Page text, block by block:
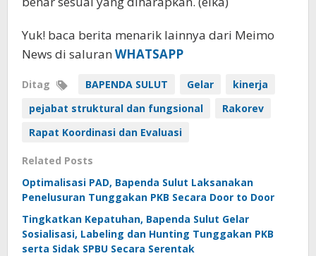
Yuk! baca berita menarik lainnya dari Meimo
News di saluran WHATSAPP
Ditag BAPENDA SULUT Gelar
kinerja
pejabat struktural dan fungsional
Rakorev
Rapat Koordinasi dan Evaluasi
Related Posts
Optimalisasi PAD, Bapenda Sulut Laksanakan
Penelusuran Tunggakan PKB Secara Door to Door
Tingkatkan Kepatuhan, Bapenda Sulut Gelar
Sosialisasi, Labeling dan Hunting Tunggakan PKB
serta Sidak SPBU Secara Serentak